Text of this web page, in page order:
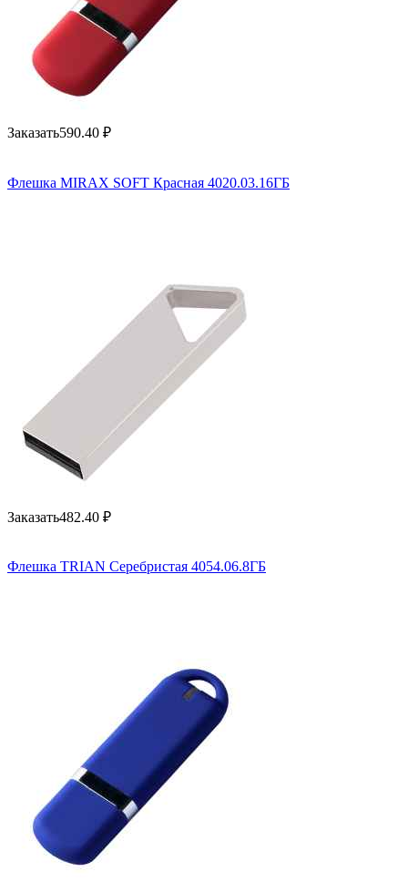
Заказать590.40 ₽
Флешка MIRAX SOFT Красная 4020.03.16ГБ
Заказать482.40 ₽
Флешка TRIAN Серебристая 4054.06.8ГБ